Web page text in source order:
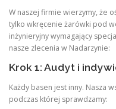
W naszej firmie wierzymy, że
tylko wkręcenie żarówki pod
inżynieryjny wymagający
nasze zlecenia w Nadarzynie:
Krok 1: Audyt i
Każdy basen jest inny. Nasza
podczas której sprawdzamy: